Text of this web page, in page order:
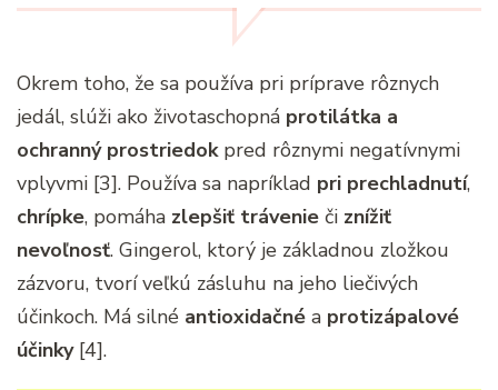
Okrem toho, že sa používa pri príprave rôznych
jedál, slúži ako životaschopná protilátka a
ochranný prostriedokpred rôznymi negatívnymi
vplyvmi [3]. Používa sa napríklad pri prechladnutí,
chrípke, pomáha zlepšiť trávenie či znížiť
nevoľnosť. Gingerol, ktorý je základnou zložkou
zázvoru, tvorí veľkú zásluhu na jeho liečivých
účinkoch. Má silné antioxidačné a protizápalové
účinky[4].